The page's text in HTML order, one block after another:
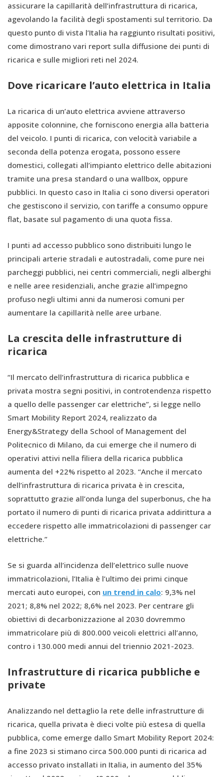
assicurare la capillarità dell’infrastruttura di ricarica,
agevolando la facilità degli spostamenti sul territorio. Da
questo punto di vista l’Italia ha raggiunto risultati positivi,
come dimostrano vari report sulla diffusione dei punti di
ricarica e sulle migliori reti nel 2024.
Dove ricaricare l’auto elettrica in Italia
La ricarica di un’auto elettrica avviene attraverso
apposite colonnine, che forniscono energia alla batteria
del veicolo. I punti di ricarica, con velocità variabile a
seconda della potenza erogata, possono essere
domestici, collegati all’impianto elettrico delle abitazioni
tramite una presa standard o una wallbox, oppure
pubblici. In questo caso in Italia ci sono diversi operatori
che gestiscono il servizio, con tariffe a consumo oppure
flat, basate sul pagamento di una quota fissa.
I punti ad accesso pubblico sono distribuiti lungo le
principali arterie stradali e autostradali, come pure nei
parcheggi pubblici, nei centri commerciali, negli alberghi
e nelle aree residenziali, anche grazie all’impegno
profuso negli ultimi anni da numerosi comuni per
aumentare la capillarità nelle aree urbane.
La crescita delle infrastrutture di
ricarica
“Il mercato dell’infrastruttura di ricarica pubblica e
privata mostra segni positivi, in controtendenza rispetto
a quello delle passenger car elettriche”, si legge nello
Smart Mobility Report 2024, realizzato da
Energy&Strategy della School of Management del
Politecnico di Milano, da cui emerge che il numero di
operativi attivi nella filiera della ricarica pubblica
aumenta del +22% rispetto al 2023. “Anche il mercato
dell’infrastruttura di ricarica privata è in crescita,
soprattutto grazie all’onda lunga del superbonus, che ha
portato il numero di punti di ricarica privata addirittura a
eccedere rispetto alle immatricolazioni di passenger car
elettriche.”
Se si guarda all’incidenza dell’elettrico sulle nuove
immatricolazioni, l’Italia è l’ultimo dei primi cinque
mercati auto europei, con un trend in calo: 9,3% nel
2021; 8,8% nel 2022; 8,6% nel 2023. Per centrare gli
obiettivi di decarbonizzazione al 2030 dovremmo
immatricolare più di 800.000 veicoli elettrici all’anno,
contro i 130.000 medi annui del triennio 2021-2023.
Infrastrutture di ricarica pubbliche e
private
Analizzando nel dettaglio la rete delle infrastrutture di
ricarica, quella privata è dieci volte più estesa di quella
pubblica, come emerge dallo Smart Mobility Report 2024:
a fine 2023 si stimano circa 500.000 punti di ricarica ad
accesso privato installati in Italia, in aumento del 35%